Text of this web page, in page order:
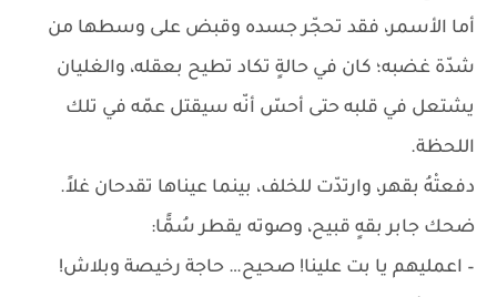
أما الأسمر، فقد تحجّر جسده وقبض على وسطها من
شدّة غضبه؛ كان في حالةٍ تكاد تطيح بعقله، والغليان
يشتعل في قلبه حتى أحسّ أنّه سيقتل عمّه في تلك
اللحظة.
دفعتْهُ بقهر، وارتدّت للخلف، بينما عيناها تقدحان غلاً.
ضحك جابر بقهٍ قبيح، وصوته يقطر سُمًّا:
– اعمليهم يا بت علينا! صحيح… حاجة رخيصة وبلاش!